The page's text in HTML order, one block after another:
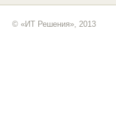
© «ИТ Решения», 2013